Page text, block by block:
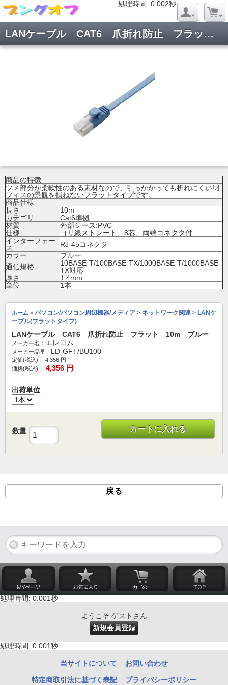
処理時間: 0.002秒
LANケーブル CAT6 爪折れ防止 フラット 10m ブルー
商品の特徴
ツメ部分が柔軟性のある素材なので、引っかかっても折れにくい!オ
フィスの景観を損ねないフラットタイプです。
商品仕様
長さ
10m
カテゴリ
Cat6準拠
材質
外部シース:PVC
仕様
ヨリ線ストレート、8芯、両端コネクタ付
インターフェー
ス
RJ-45コネクタ
カラー
ブルー
通信規格
10BASE-T/100BASE-TX/1000BASE-T/1000BASE-
TX対応
厚さ
1.4mm
単位
1本
ホーム > パソコン/パソコン周辺機器/メディア > ネットワーク関連 > LANケ
ーブル(フラットタイプ)
LANケーブル CAT6 爪折れ防止 フラット 10m ブルー
メーカー名： エレコム
メーカー品番： LD-GFT/BU100
定価(税込)： 4,356 円
価格(税込)：
4,356 円
出荷単位
数量 カートに入れる
戻る
処理時間: 0.001秒
ようこそ ゲストさん
新規会員登録
処理時間: 0.001秒
当サイトについて お問い合わせ
特定商取引法に基づく表記 プライバシーポリシー
処理時間: 0.019秒